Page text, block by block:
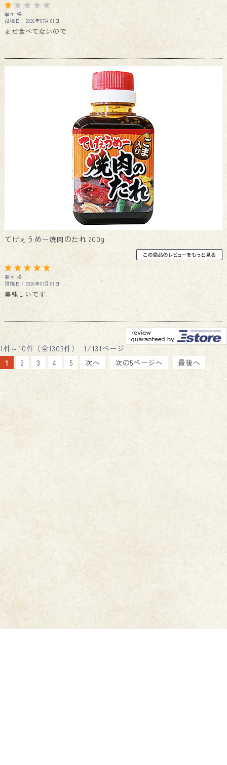
寧々 様
投稿日：2026年07月01日
まだ食べてないので
てげぇうめー焼肉のたれ 200g
寧々 様
投稿日：2026年07月01日
美味しいです
1件～10件（全1303件） 1/131ページ
1
2 3 4 5 次へ 次の5ページへ 最後へ